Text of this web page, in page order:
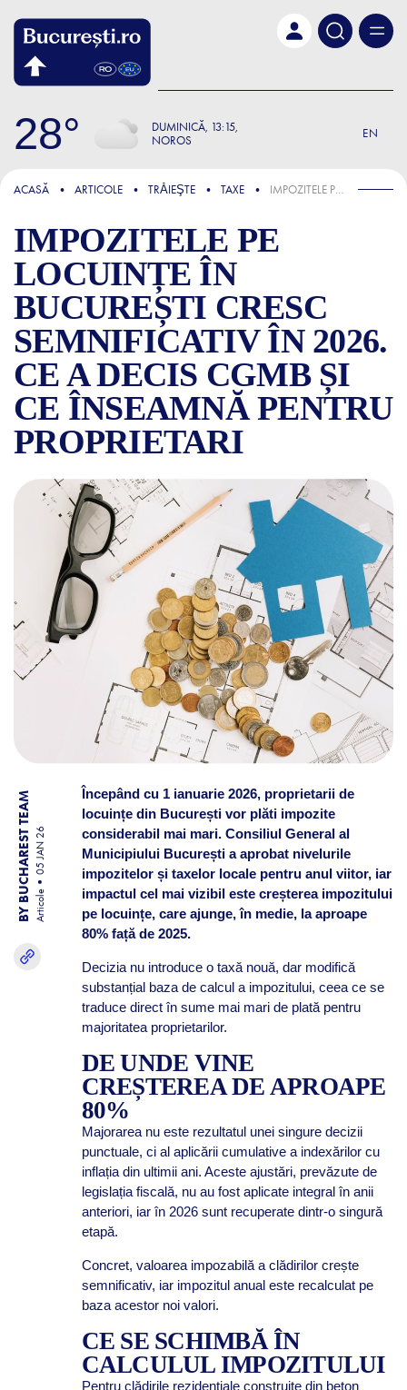
28 DUMINICĂ 13:15
NOROS
EN
FOCUS
ACASĂ ARTICOLE TRǍIEŞTE TAXE IMPOZITELE PE LOCUINȚE ÎN BUCUREȘTI CRESC SEMNIFICATIV ÎN 2026. CE A DECIS CGMB ȘI CE ÎNSEAMNĂ PENTRU PROPRIETARI
IMPOZITELE PE
LOCUINȚE ÎN
BUCUREȘTI CRESC
SEMNIFICATIV ÎN 2026.
CE A DECIS CGMB ȘI
CE ÎNSEAMNĂ PENTRU
PROPRIETARI
IMPOZITELE PE LOCUINȚE
BY BUCHAREST TEAM Articole
05 JAN 26
Începând cu 1 ianuarie 2026, proprietarii de
locuințe din București vor plăti impozite
considerabil mai mari. Consiliul General al
Municipiului București a aprobat nivelurile
impozitelor și taxelor locale pentru anul viitor, iar
impactul cel mai vizibil este creșterea impozitului
pe locuințe, care ajunge, în medie, la aproape
80% față de 2025.
Decizia nu introduce o taxă nouă, dar modifică
substanțial baza de calcul a impozitului, ceea ce se
traduce direct în sume mai mari de plată pentru
majoritatea proprietarilor.
DE UNDE VINE
CREȘTEREA DE APROAPE
80%
Majorarea nu este rezultatul unei singure decizii
punctuale, ci al aplicării cumulative a indexărilor cu
inflația din ultimii ani. Aceste ajustări, prevăzute de
legislația fiscală, nu au fost aplicate integral în anii
anteriori, iar în 2026 sunt recuperate dintr-o singură
etapă.
Concret, valoarea impozabilă a clădirilor crește
semnificativ, iar impozitul anual este recalculat pe
baza acestor noi valori.
CE SE SCHIMBĂ ÎN
CALCULUL IMPOZITULUI
Pentru clădirile rezidențiale construite din beton